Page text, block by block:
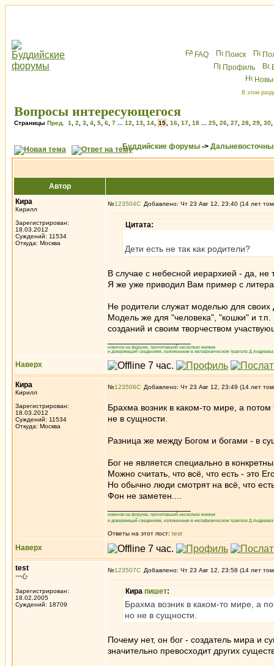
FAQ Поиск
Профиль
В этом
Вопросы интересующегося
Страницы Пред. 1 2 3 4 5 6 7 12 13 14 15 16 17 18 25 26 27 28 29 30
Буддийские форумы ->
Автор
Кира
Кирилл
Зарегистрирован:
18.03.2012
Суждений: 11534
Откуда: Москва
№123504 Добавлено: Чт 23 Авг 12, 23:40 (14 лет
Цитата:
Дети есть не так как родители?
В случае с небесной иерархией - да, не
Я же уже приводил Вам пример с
Не родители служат моделью для
Модель же для "человека", "кошки" и
созданий и своим творчеством
новичок на форуме, прочитавший несколько книжек
и доверяющий сведениям, изложенным в метафизическом трактате
Наверх
Кира
Кирилл
Зарегистрирован:
18.03.2012
Суждений: 11534
Откуда: Москва
№123506 Добавлено: Чт 23 Авг 12, 23:49 (14 лет
Брахма возник в каком-то мире, а
не в сущности.
Разница же между Богом и богами - в
Бог не является специально в
Можно считать, что всё, что есть - это
Но обычно люди смотрят на всё, что
Фон не заметен....
новичок на форуме, прочитавший несколько книжек
и доверяющий сведениям, изложенным в метафизическом трактате
Ответы на этот пост: test
Наверх
test
一心
Зарегистрирован:
18.02.2005
Суждений: 18709
№123507 Добавлено: Чт 23 Авг 12, 23:58 (14 лет
Кира пишет:
Брахма возник в каком-то мире, а
но не в сущности.
Почему нет, он бог - создатель мира и
значительно превосходит других